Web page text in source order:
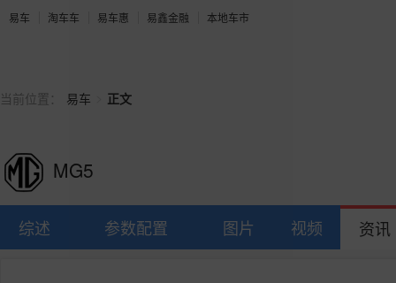
易车 淘车车 易车惠 易鑫金融 本地车市
当前位置： 易车 正文
MG5
综述 参数配置 图片 视频 资讯